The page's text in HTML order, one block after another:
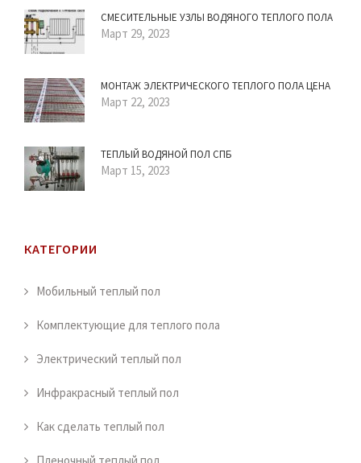
СМЕСИТЕЛЬНЫЕ УЗЛЫ ВОДЯНОГО ТЕПЛОГО ПОЛА
Март 29, 2023
МОНТАЖ ЭЛЕКТРИЧЕСКОГО ТЕПЛОГО ПОЛА ЦЕНА
Март 22, 2023
ТЕПЛЫЙ ВОДЯНОЙ ПОЛ СПБ
Март 15, 2023
КАТЕГОРИИ
Мобильный теплый пол
Комплектующие для теплого пола
Электрический теплый пол
Инфракрасный теплый пол
Как сделать теплый пол